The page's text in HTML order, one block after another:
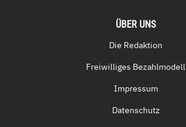
ÜBER UNS
Die Redaktion
Freiwilliges Bezahlmodell
Impressum
Datenschutz